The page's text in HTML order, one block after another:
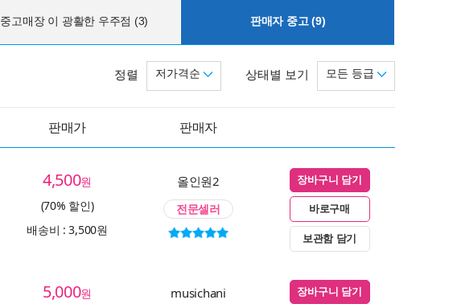
중고매장 이 광활한 우주점 (3) 판매자 중고 (9)
상태별 보기 모든 등급
정렬 저가격순
판매가 판매자
4,500원
(70% 할인)
배송비 : 3,500원
올인원2
전문셀러
장바구니 담기
바로구매
보관함 담기
5,000원
musichani 장바구니 담기